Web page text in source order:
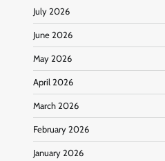
July 2026
June 2026
May 2026
April 2026
March 2026
February 2026
January 2026